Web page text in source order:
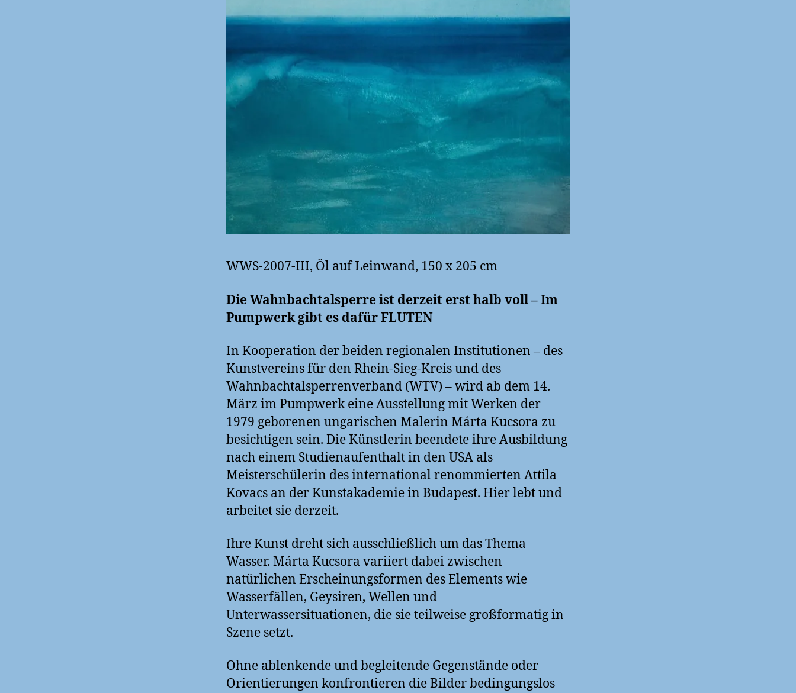
WWS-2007-III, Öl auf Leinwand, 150 x 205 cm
Die Wahnbachtalsperre ist derzeit erst halb voll –Im
Pumpwerk gibt es dafür FLUTEN
In Kooperation der beiden regionalen Institutionen – des
Kunstvereins für den Rhein-Sieg-Kreis und des
Wahnbachtalsperrenverband (WTV) – wird ab dem 14.
März im Pumpwerk eine Ausstellung mit Werken der
1979 geborenen ungarischen Malerin Márta Kucsora zu
besichtigen sein. Die Künstlerin beendete ihre Ausbildung
nach einem Studienaufenthalt in den USA als
Meisterschülerin des international renommierten Attila
Kovacs an der Kunstakademie in Budapest. Hier lebt und
arbeitet sie derzeit.
Ihre Kunst dreht sich ausschließlich um das Thema
Wasser. Márta Kucsora variiert dabei zwischen
natürlichen Erscheinungsformen des Elements wie
Wasserfällen, Geysiren, Wellen und
Unterwassersituationen, die sie teilweise großformatig in
Szene setzt.
Ohne ablenkende und begleitende Gegenstände oder
Orientierungen konfrontieren die Bilder bedingungslos